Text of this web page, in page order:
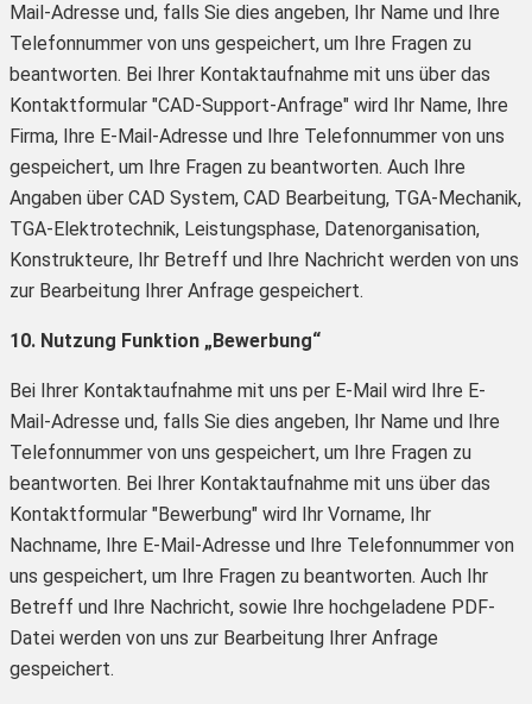
Mail-Adresse und, falls Sie dies angeben, Ihr Name und Ihre
Telefonnummer von uns gespeichert, um Ihre Fragen zu
beantworten. Bei Ihrer Kontaktaufnahme mit uns über das
Kontaktformular "CAD-Support-Anfrage" wird Ihr Name, Ihre
Firma, Ihre E-Mail-Adresse und Ihre Telefonnummer von uns
gespeichert, um Ihre Fragen zu beantworten. Auch Ihre
Angaben über CAD System, CAD Bearbeitung, TGA-Mechanik,
TGA-Elektrotechnik, Leistungsphase, Datenorganisation,
Konstrukteure, Ihr Betreff und Ihre Nachricht werden von uns
zur Bearbeitung Ihrer Anfrage gespeichert.
10. Nutzung Funktion „Bewerbung“
Bei Ihrer Kontaktaufnahme mit uns per E-Mail wird Ihre E-
Mail-Adresse und, falls Sie dies angeben, Ihr Name und Ihre
Telefonnummer von uns gespeichert, um Ihre Fragen zu
beantworten. Bei Ihrer Kontaktaufnahme mit uns über das
Kontaktformular "Bewerbung" wird Ihr Vorname, Ihr
Nachname, Ihre E-Mail-Adresse und Ihre Telefonnummer von
uns gespeichert, um Ihre Fragen zu beantworten. Auch Ihr
Betreff und Ihre Nachricht, sowie Ihre hochgeladene PDF-
Datei werden von uns zur Bearbeitung Ihrer Anfrage
gespeichert.